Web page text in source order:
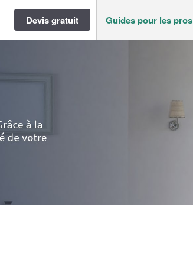
Devis gratuit Guides pour les pros